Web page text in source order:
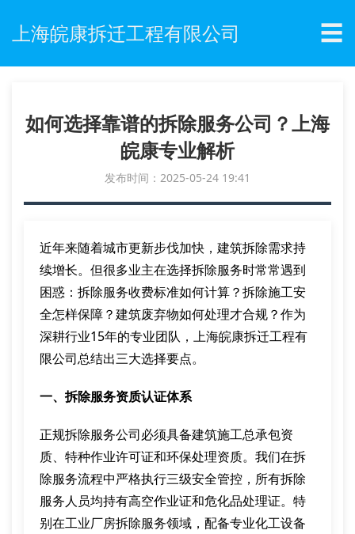
上海皖康拆迁工程有限公司 ☰
如何选择靠谱的拆除服务公司？上海
皖康专业解析
发布时间：2025-05-24 19:41
近年来随着城市更新步伐加快，建筑拆除需求持
续增长。但很多业主在选择拆除服务时常常遇到
困惑：拆除服务收费标准如何计算？拆除施工安
全怎样保障？建筑废弃物如何处理才合规？作为
深耕行业15年的专业团队，上海皖康拆迁工程有
限公司总结出三大选择要点。
一、拆除服务资质认证体系
正规拆除服务公司必须具备建筑施工总承包资
质、特种作业许可证和环保处理资质。我们在拆
除服务流程中严格执行三级安全管控，所有拆除
服务人员均持有高空作业证和危化品处理证。特
别在工业厂房拆除服务领域，配备专业化工设备